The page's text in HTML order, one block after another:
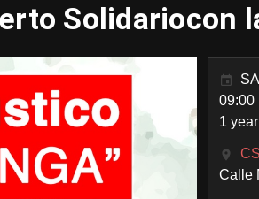
Solidariocon
09:00
1
Calle